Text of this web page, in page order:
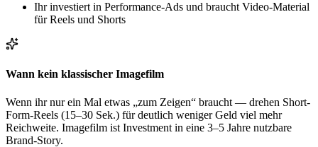
Ihr investiert in Performance-Ads und braucht Video-Material
für Reels und Shorts
Wann kein klassischer Imagefilm
Wenn ihr nur ein Mal etwas „zum Zeigen“ braucht — drehen Short-
Form-Reels (15–30 Sek.) für deutlich weniger Geld viel mehr
Reichweite. Imagefilm ist Investment in eine 3–5 Jahre nutzbare
Brand-Story.